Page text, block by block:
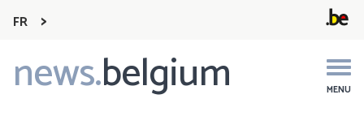
FR
news.belgium MENU
Main
navigation